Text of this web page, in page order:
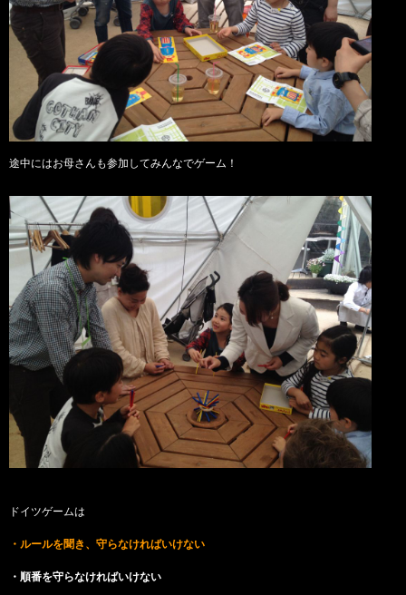
途中にはお母さんも参加してみんなでゲーム！
ドイツゲームは
・ルールを聞き、守らなければいけない
・順番を守らなければいけない